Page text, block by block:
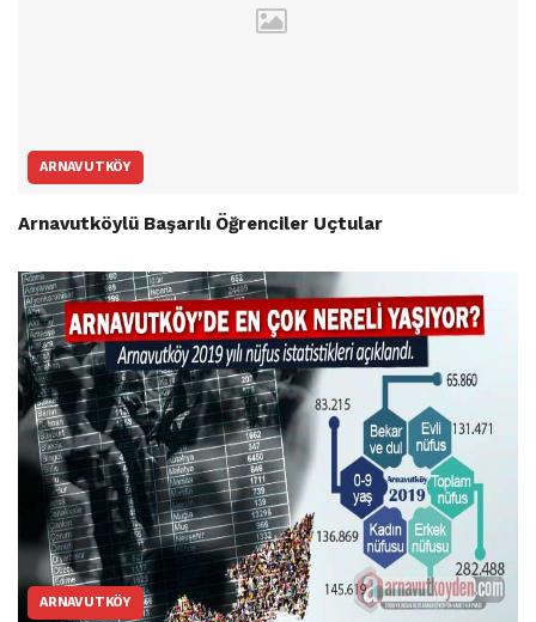
ARNAVUTKÖY
Arnavutköylü Başarılı Öğrenciler Uçtular
ARNAVUTKÖY